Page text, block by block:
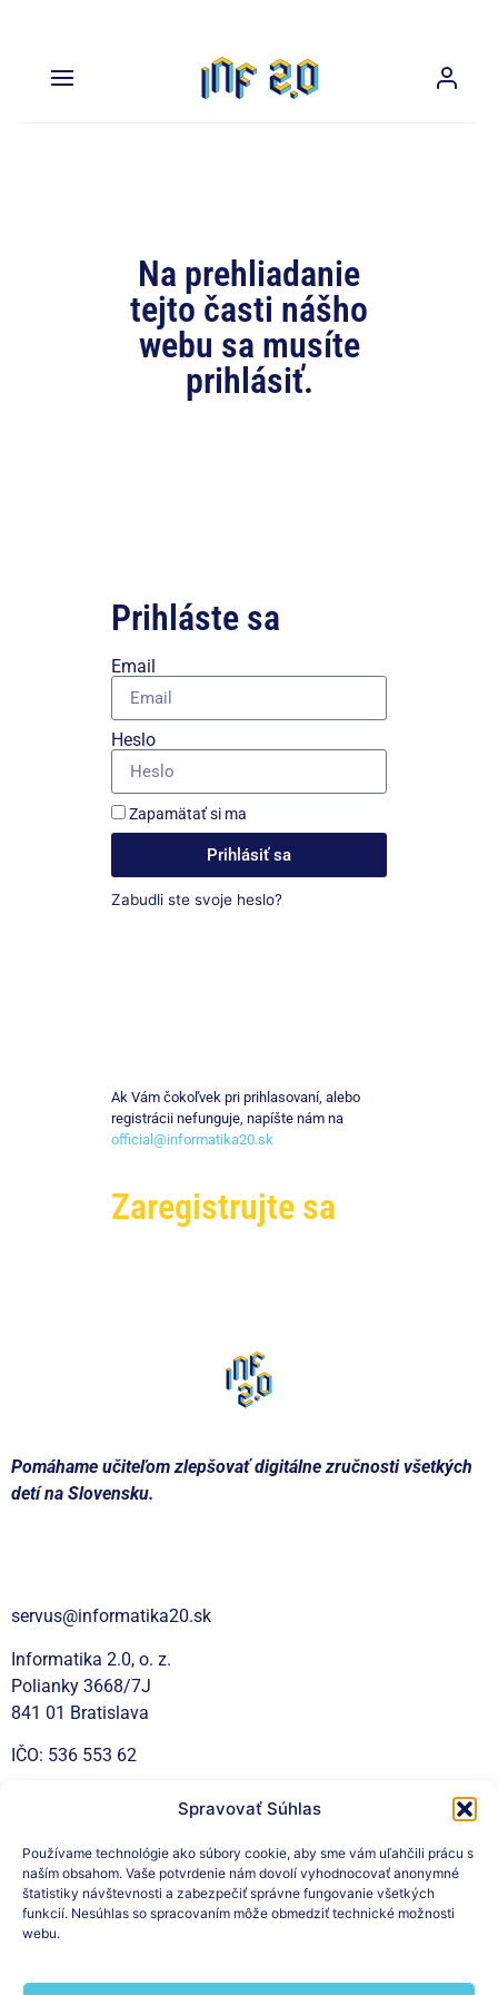
Spravovať Súhlas
Používame technológie ako súbory cookie, aby sme vám uľahčili prácu s
naším obsahom. Vaše potvrdenie nám dovolí vyhodnocovať anonymné
štatistiky návštevnosti a zabezpečiť správne fungovanie všetkých
funkcií. Nesúhlas so spracovaním môže obmedziť technické možnosti
webu.
Na prehliadanie
tejto časti nášho
webu sa musíte
prihlásiť.
Prihláste sa
Email
Heslo
Zapamätať si ma
Prihlásiť sa
Zabudli ste svoje heslo?
Ak Vám čokoľvek pri prihlasovaní, alebo
registrácii nefunguje, napíšte nám na
official@informatika20.sk
Zaregistrujte sa
Pomáhame učiteľom zlepšovať digitálne zručnosti všetkých
detí na Slovensku.
servus@informatika20.sk
Informatika 2.0, o. z.
Polianky 3668/7J
841 01 Bratislava
IČO: 536 553 62
Sociálne siete